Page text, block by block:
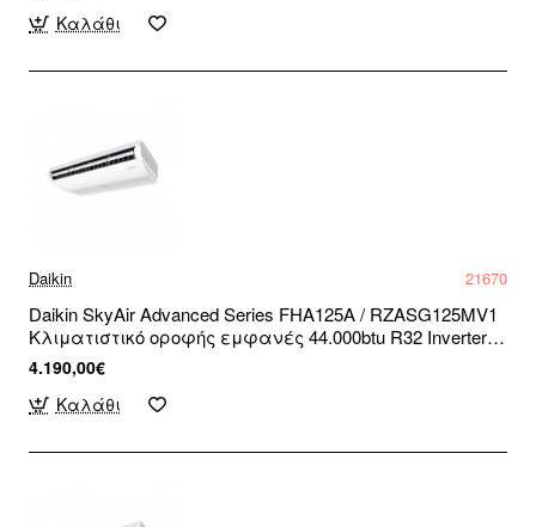
Καλάθι
Daikin 21670
Daikin SkyAir Advanced Series FHA125A / RZASG125MV1
Κλιματιστικό οροφής εμφανές 44.000btu R32 Inverter
μονοφασικό (3 άτοκες δόσεις)
4.190,00€
Καλάθι